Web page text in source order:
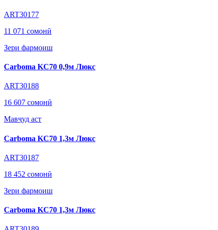
ART30177
11 071 сомонӣ
Зери фармоиш
Carboma KC70 0,9м Люкс
ART30188
16 607 сомонӣ
Мавҷуд аст
Carboma KC70 1,3м Люкс
ART30187
18 452 сомонӣ
Зери фармоиш
Carboma KC70 1,3м Люкс